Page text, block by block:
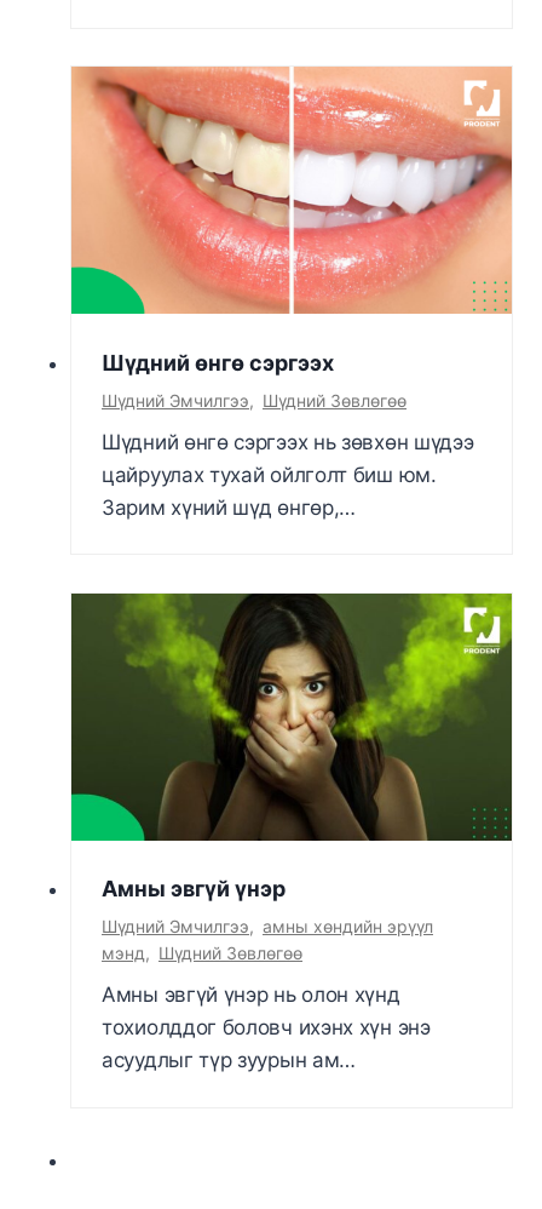
Шүдний өнгө сэргээх
Шүдний Эмчилгээ, Шүдний Зөвлөгөө
Шүдний өнгө сэргээх нь зөвхөн шүдээ
цайруулах тухай ойлголт биш юм.
Зарим хүний шүд өнгөр,…
Амны эвгүй үнэр
Шүдний Эмчилгээ, амны хөндийн эрүүл
мэнд, Шүдний Зөвлөгөө
Амны эвгүй үнэр нь олон хүнд
тохиолддог боловч ихэнх хүн энэ
асуудлыг түр зуурын ам…